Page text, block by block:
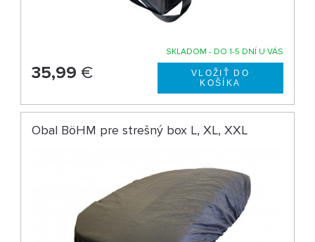
SKLADOM - DO 1-5 DNÍ U VÁS
35,99 €
Obal BöHM pre strešný box L, XL, XXL